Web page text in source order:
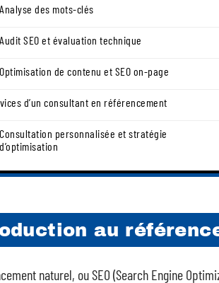
Analyse des mots-clés
Audit SEO et évaluation technique
Optimisation de contenu et SEO on-page
d’un consultant en référencement
Consultation personnalisée et stratégie
d’optimisation
au
naturel, ou SEO (Search Engine